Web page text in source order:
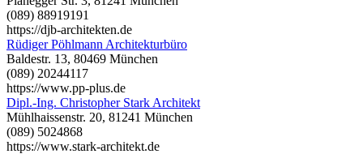
(089) 88919191
https://djb-architekten.de
Rüdiger Pöhlmann Architekturbüro
Baldestr. 13, 80469 München
(089) 20244117
https://www.pp-plus.de
Dipl.-Ing. Christopher Stark Architekt
Mühlhaissenstr. 20, 81241 München
(089) 5024868
https://www.stark-architekt.de